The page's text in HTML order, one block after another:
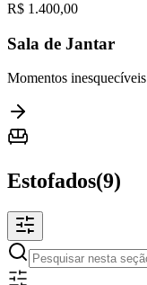
R$ 1.400,00
Sala de Jantar
Momentos inesquecíveis
Estofados(9)